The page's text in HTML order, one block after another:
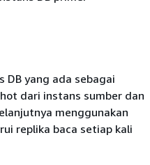
DB yang ada sebagai
dari instans sumber dan
menggunakan
replika baca setiap kali